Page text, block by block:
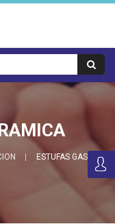
ESTUFAS GAS